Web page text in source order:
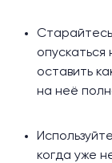
опускаться
оставить
на неё
когда уже